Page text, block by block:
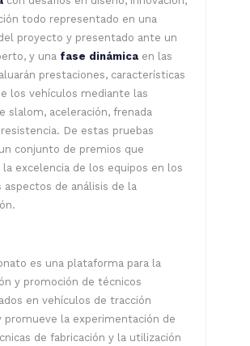
todo representado en una
proyecto y presentado ante un
y una fase dinámica en las
prestaciones, características
los vehículos mediante las
slalom, aceleración, frenada
De estas pruebas
conjunto de premios que
la excelencia de los equipos en los
aspectos de análisis de la
es una plataforma para la
y promoción de técnicos
en vehículos de tracción
promueve la experimentación de
de fabricación y la utilización